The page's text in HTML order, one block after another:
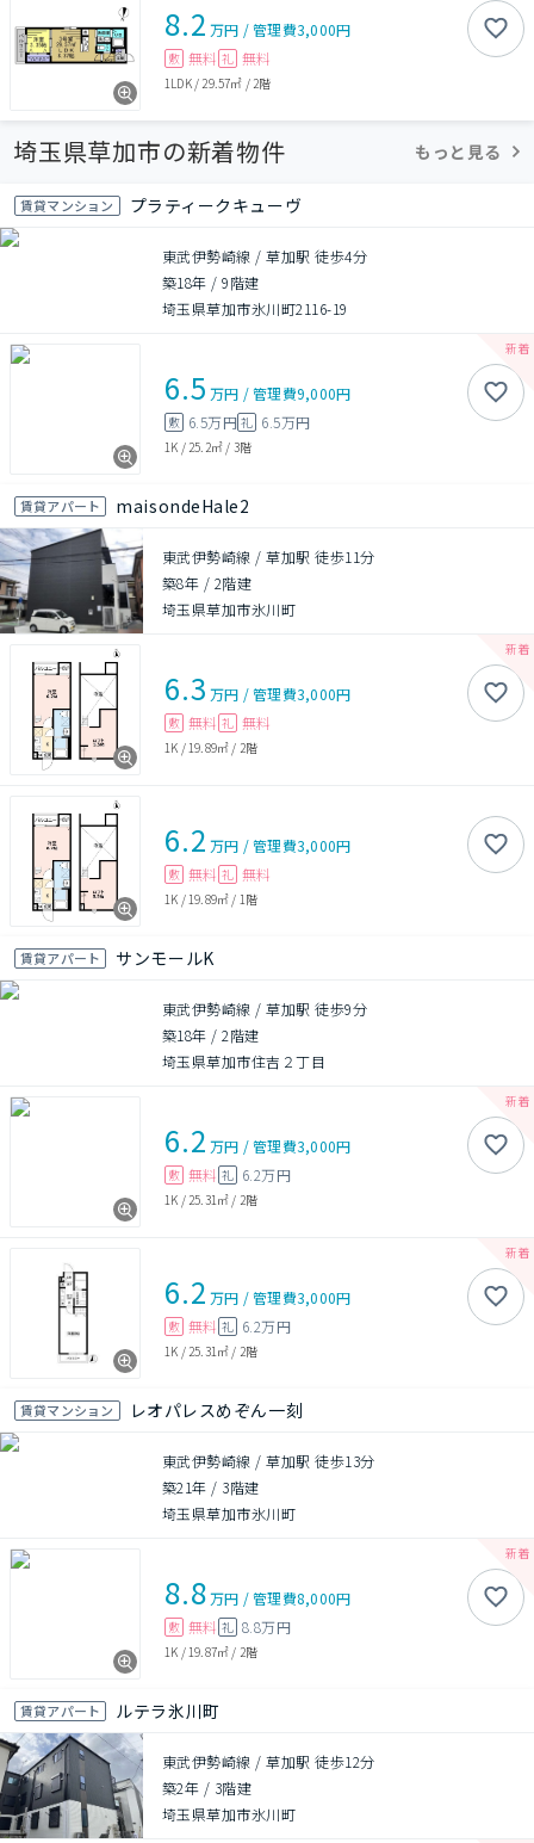
8.2 万円 /管理費3,000円
敷 無料 礼 無料
1LDK/ 29.57㎡ / 2階
埼玉県草加市の新着物件 もっと見る
賃貸マンション プラティークキューヴ
東武伊勢崎線 / 草加駅 徒歩4分
築18年 /9階建
埼玉県草加市氷川町2116-19
6.5 万円 /管理費9,000円
敷 6.5万円礼 6.5万円
1K / 25.2㎡ / 3階
賃貸アパート maisondeHale2
東武伊勢崎線 / 草加駅 徒歩11分
築8年 / 2階建
埼玉県草加市氷川町
6.3 万円 /管理費3,000円
敷 無料 礼 無料
1K / 19.89㎡ / 2階
6.2 万円 /管理費3,000円
敷 無料 礼 無料
1K / 19.89㎡ / 1階
賃貸アパート サンモールK
東武伊勢崎線 / 草加駅 徒歩9分
築18年 /2階建
埼玉県草加市住吉２丁目
6.2 万円 /管理費3,000円
敷 無料 礼 6.2万円
1K / 25.31㎡ / 2階
6.2 万円 /管理費3,000円
敷 無料 礼 6.2万円
1K / 25.31㎡ / 2階
賃貸マンション レオパレスめぞん一刻
東武伊勢崎線 / 草加駅 徒歩13分
築21年 / 3階建
埼玉県草加市氷川町
8.8万円 /管理費8,000円
敷 無料 礼 8.8万円
1K / 19.87㎡ / 2階
賃貸アパート ルテラ氷川町
東武伊勢崎線 / 草加駅 徒歩12分
築2年 / 3階建
埼玉県草加市氷川町